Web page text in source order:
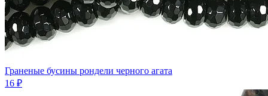
Граненые бусины рондели черного агата
16 ₽